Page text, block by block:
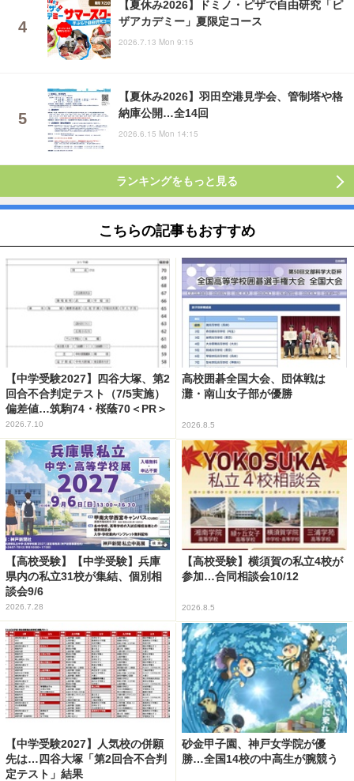
【夏休み2026】ドミノ・ピザで自由研究「ピ
ザアカデミー」夏限定コース
2026.7.13 Mon 9:15
【夏休み2026】羽田空港見学会、管制塔や格
納庫公開…全14回
2026.6.15 Mon 14:15
ランキングをもっと見る
こちらの記事もおすすめ
【中学受験2027】四谷大塚、第2
回合不合判定テスト（7/5実施）
偏差値…筑駒74・桜蔭70＜PR＞
2026.7.10
高校囲碁全国大会、団体戦は
灘・南山女子部が優勝
2026.8.5
【高校受験】【中学受験】兵庫
県内の私立31校が集結、個別相
談会9/6
2026.7.28
【高校受験】横須賀の私立4校が
参加…合同相談会10/12
2026.8.5
【中学受験2027】人気校の併願
先は…四谷大塚「第2回合不合判
定テスト」結果
砂金甲子園、神戸女学院が優
勝…全国14校の中高生が腕競う